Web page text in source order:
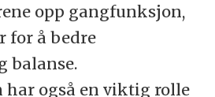
opp gangfunksjon,
for å bedre
balanse.
har også en viktig rolle